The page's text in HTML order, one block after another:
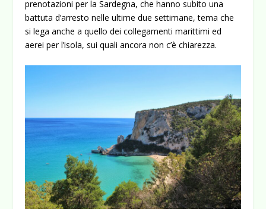
prenotazioni per la Sardegna, che hanno subito una
battuta d’arresto nelle ultime due settimane, tema che
si lega anche a quello dei collegamenti marittimi ed
aerei per l’isola, sui quali ancora non c’è chiarezza.